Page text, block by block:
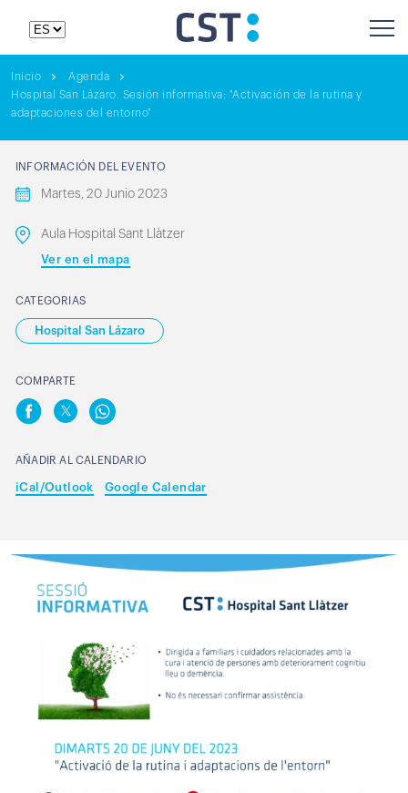
Inicio
Agenda
Hospital San Lázaro. Sesión informativa: "Activación de la rutina y
adaptaciones del entorno"
INFORMACIÓN DEL EVENTO
Martes, 20 Junio 2023
Aula Hospital Sant Llàtzer
Ver en el mapa
CATEGORIAS
Hospital San Lázaro
COMPARTE
AÑADIR AL CALENDARIO
iCal/Outlook Google Calendar